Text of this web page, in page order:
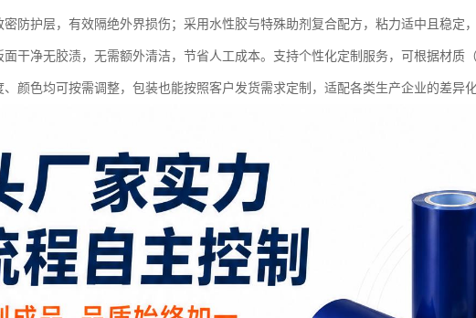
防护层，有效隔绝外界损伤；采用水性胶与特殊助剂复合配方，粘力适中且稳定
干净无胶渍，无需额外清洁，节省人工成本。支持个性化定制服务，可根据材质
颜色均可按需调整，包装也能按照客户发货需求定制，适配各类生产企业的差异化